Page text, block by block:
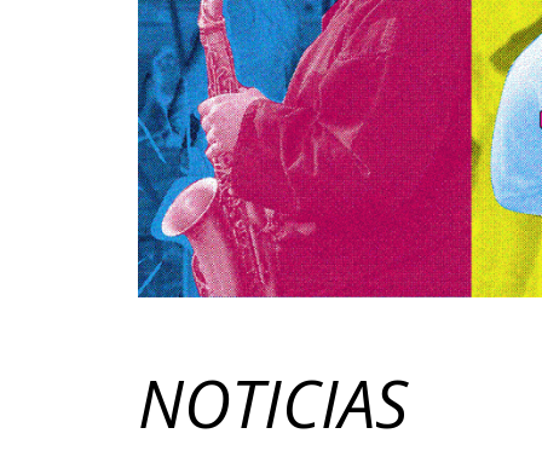
NOTICIAS